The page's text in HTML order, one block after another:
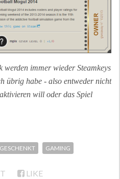
immer wieder Steamkeys
übrig habe - also entweder nicht
will oder das Spiel
GESCHENKT GAMING
LIKE